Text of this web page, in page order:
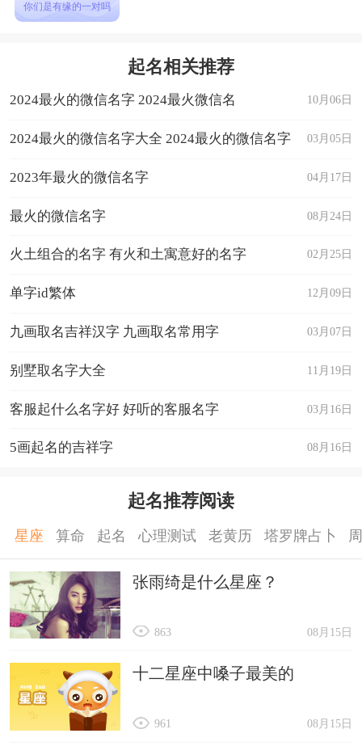
你们是有缘的一对吗
起名相关推荐
10月06日
2024最火的微信名字 2024最火微信名
03月05日
2024最火的微信名字大全 2024最火的微信名字
04月17日
2023年最火的微信名字
08月24日
最火的微信名字
02月25日
火土组合的名字 有火和土寓意好的名字
12月09日
单字id繁体
03月07日
九画取名吉祥汉字 九画取名常用字
11月19日
别墅取名字大全
03月16日
客服起什么名字好 好听的客服名字
08月16日
5画起名的吉祥字
起名推荐阅读
星座 算命 起名 心理测试 老黄历 塔罗牌占卜
张雨绮是什么星座？
08月15日
863
十二星座中嗓子最美的
08月15日
961